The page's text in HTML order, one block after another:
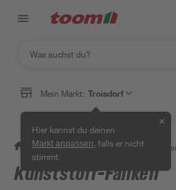
Mein Markt: Troisdorf
Hier kannst du deinen
Markt anpassen , falls er nicht
stimmt.
✕
/ Werkstatt & Maschinen /
Kunststoff-Fällkeil